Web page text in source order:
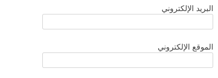
البريد الإلكتروني
الموقع الإلكتروني